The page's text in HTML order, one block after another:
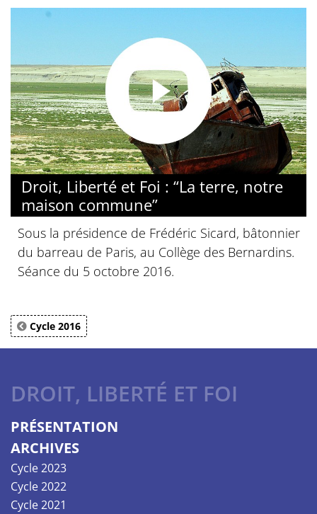
Droit, Liberté et Foi : “La terre, notre
maison commune”
Sous la présidence de Frédéric Sicard, bâtonnier
du barreau de Paris, au Collège des Bernardins.
Séance du 5 octobre 2016.
Cycle 2016
DROIT, LIBERTÉ ET FOI
PRÉSENTATION
ARCHIVES
Cycle 2023
Cycle 2022
Cycle 2021